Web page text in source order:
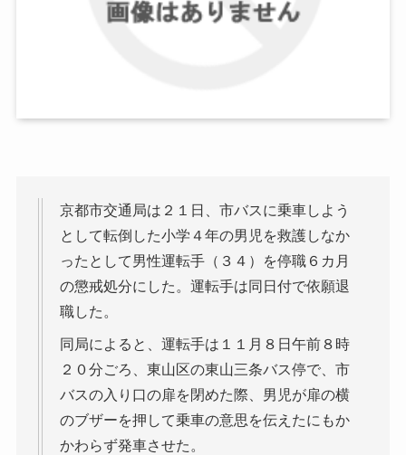
京都市交通局は２１日、市バスに乗車しよう
として転倒した小学４年の男児を救護しなか
ったとして男性運転手（３４）を停職６カ月
の懲戒処分にした。運転手は同日付で依願退
職した。
同局によると、運転手は１１月８日午前８時
２０分ごろ、東山区の東山三条バス停で、市
バスの入り口の扉を閉めた際、男児が扉の横
のブザーを押して乗車の意思を伝えたにもか
かわらず発車させた。